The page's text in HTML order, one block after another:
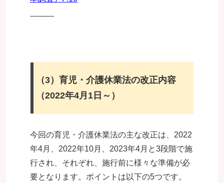
（3）育児・介護休業法の改正内容
（2022年4月1日～）
今回の育児・介護休業法の主な改正は、2022
年4月、2022年10月、2023年4月と3段階で施
行され、それぞれ、施行前に様々な準備が必
要となります。ポイントは以下の5つです。